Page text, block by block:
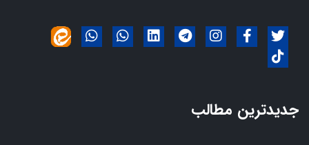
جدیدترین مطالب